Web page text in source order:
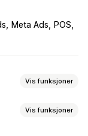
Meta Ads
POS
Vis funksjoner
Vis funksjoner